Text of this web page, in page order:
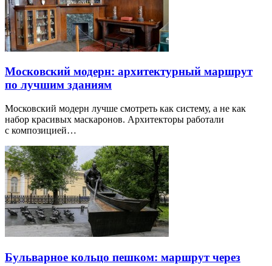
Московский модерн: архитектурный маршрут
по лучшим зданиям
Московский модерн лучше смотреть как систему, а не как
набор красивых маскаронов. Архитекторы работали
с композицией…
Бульварное кольцо пешком: маршрут через